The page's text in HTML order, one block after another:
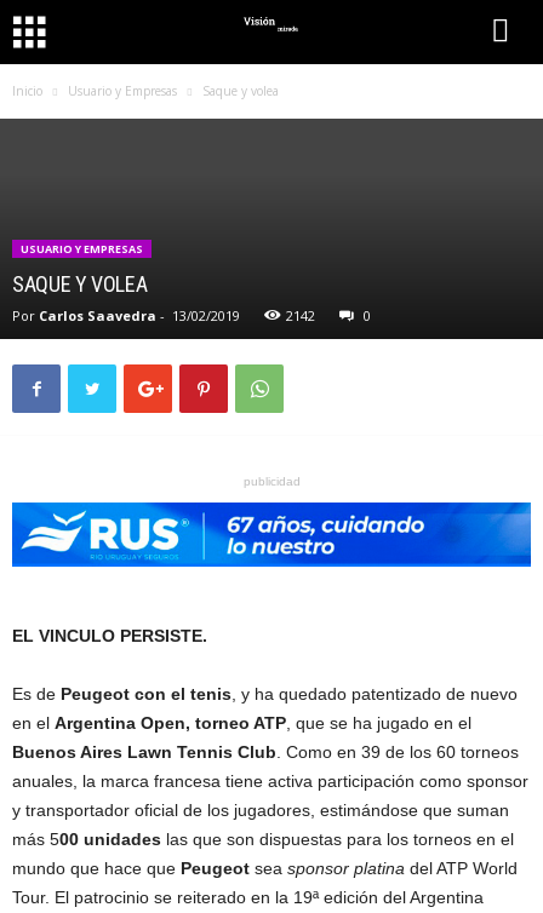
Inicio Usuario y Empresas Saque y volea
USUARIO Y EMPRESAS
SAQUE Y VOLEA
Por Carlos Saavedra - 13/02/2019 2142 0
publicidad
EL VINCULO PERSISTE.
Es de Peugeot con el tenis , y ha quedado patentizado de nuevo
en el Argentina Open, torneo ATP , que se ha jugado en el
Buenos Aires Lawn Tennis Club . Como en 39 de los 60 torneos
anuales, la marca francesa tiene activa participación como sponsor
y transportador oficial de los jugadores, estimándose que suman
más 500 unidades las que son dispuestas para los torneos en el
mundo que hace que Peugeot sea sponsor platina del ATP World
Tour. El patrocinio se reiterado en la 19ª edición del Argentina